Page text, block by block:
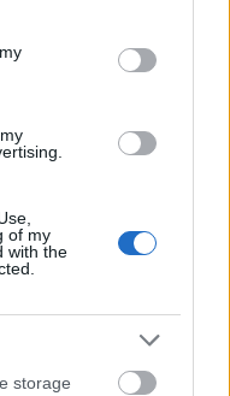
in below Google
of my
with the
storage
linzer mango
tojás